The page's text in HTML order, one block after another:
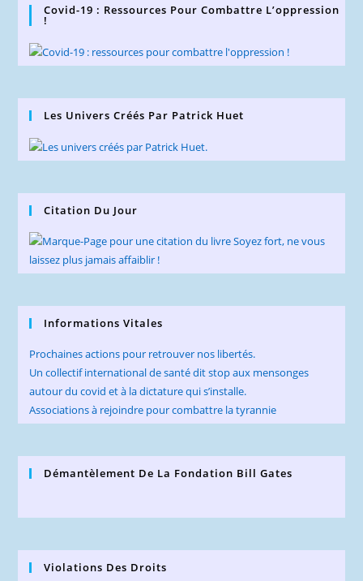
Covid-19 : Ressources Pour Combattre L’oppression
!
Les Univers Créés Par Patrick Huet
Citation Du Jour
Informations Vitales
Prochaines actions pour retrouver nos libertés.
Un collectif international de santé dit stop aux mensonges
autour du covid et à la dictature qui s’installe.
Associations à rejoindre pour combattre la tyrannie
Démantèlement De La Fondation Bill Gates
Violations Des Droits